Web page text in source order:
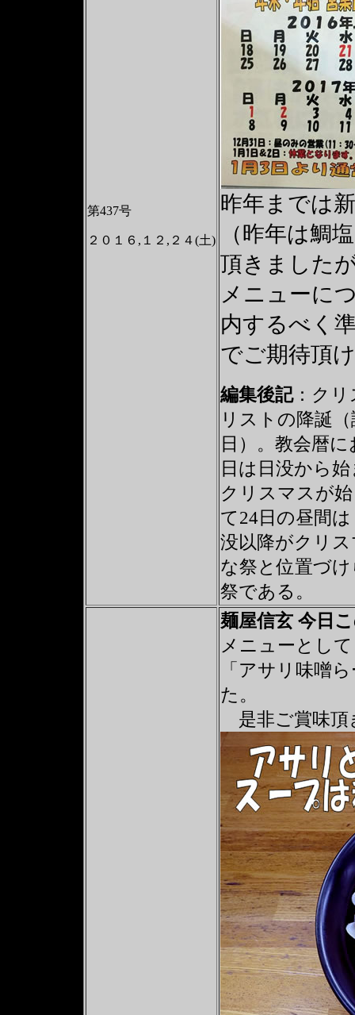
第437号
２０１６,１２,２４(土)
昨年までは
（昨年は鯛
頂きました
メニューに
内するべく
でご期待頂
編集後記：クリ
リストの降誕
日）。教会暦
日は日没から
クリスマスが
て24日の昼間
没以降がクリ
な祭と位置づ
祭である。
麺屋信玄 今日
メニューとして
「アサリ味噌
た。
是非ご賞味頂